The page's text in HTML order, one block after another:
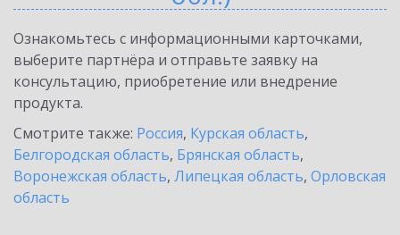
Ознакомьтесь с информационными карточками,
выберите партнёра и отправьте заявку на
консультацию, приобретение или внедрение
продукта.
Смотрите также: Россия, Курская область,
Белгородская область, Брянская область,
Воронежская область, Липецкая область, Орловская
область